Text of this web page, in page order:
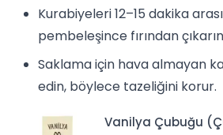
Kurabiyeleri 12–15 dakika
pembeleşince fırından
Saklama için hava almayan
edin, böylece tazeliğini korur.
Vanilya Çubuğu